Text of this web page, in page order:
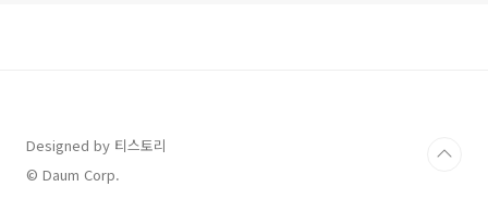
Designed by 티스토리
© Daum Corp.